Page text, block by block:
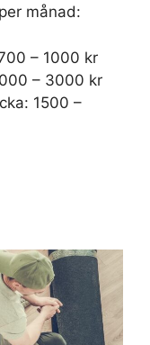
månad:
– 1000 kr
– 3000 kr
1500 –